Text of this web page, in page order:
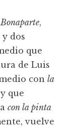
,
dos
que
de Luis
con la
y que
con la pinta
vuelve